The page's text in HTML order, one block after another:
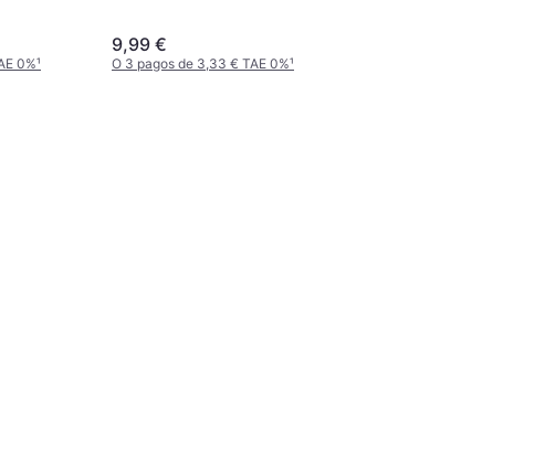
0%¹
9,99 €
O 3 pagos de 3,33 € TAE 0%¹